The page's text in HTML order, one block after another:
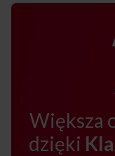
Większa
dzięki